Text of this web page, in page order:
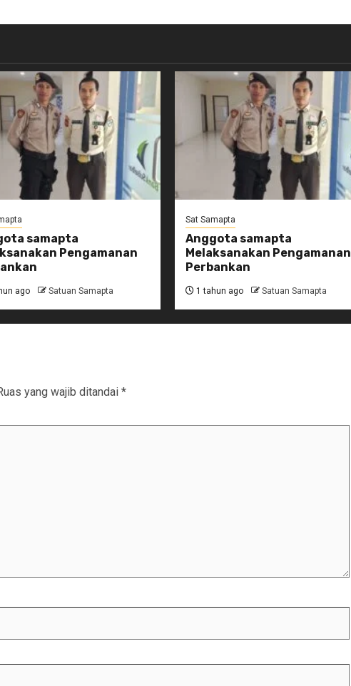
samapta
Pengamanan
ago Satuan Samapta
Sat Samapta
Anggota samapta
Melaksanakan Pengamanan
Perbankan
1 tahun ago Satuan Samapta
yang wajib ditandai *